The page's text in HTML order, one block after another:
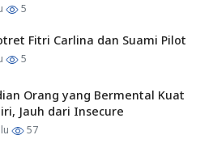
5
Fitri Carlina dan Suami Pilot
5
Orang yang Bermental Kuat
Jauh dari Insecure
57